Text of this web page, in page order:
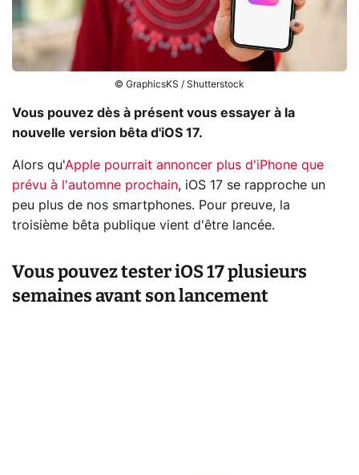
© GraphicsKS / Shutterstock
Vous pouvez dès à présent vous essayer à la
nouvelle version bêta d'iOS 17.
Alors qu'Apple pourrait annoncer plus d'iPhone que
prévu à l'automne prochain, iOS 17 se rapproche un
peu plus de nos smartphones. Pour preuve, la
troisième bêta publique vient d'être lancée.
Vous pouvez tester iOS 17 plusieurs
semaines avant son lancement